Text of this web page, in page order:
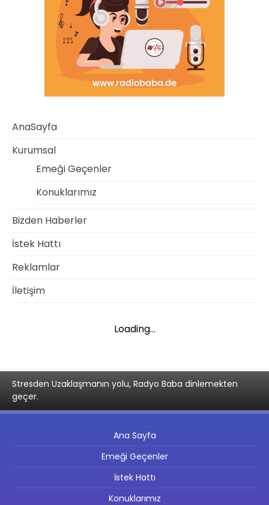
AnaSayfa
Kurumsal
Emeği Geçenler
Konuklarımız
Bizden Haberler
İstek Hattı
Reklamlar
İletişim
Loading...
Stresden Uzaklaşmanın yolu, Radyo Baba dinlemekten
geçer.
Ana Sayfa
Emeği Geçenler
İstek Hattı
Konuklarımız